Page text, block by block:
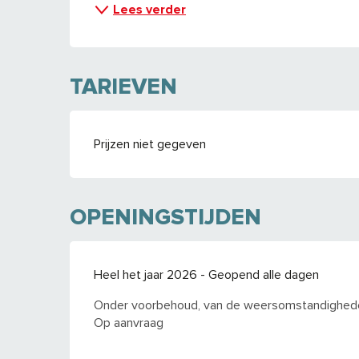
Lees verder
TARIEVEN
Prijzen niet gegeven
OPENINGSTIJDEN
Heel het jaar 2026 - Geopend alle dagen
Onder voorbehoud, van de
Op aanvraag